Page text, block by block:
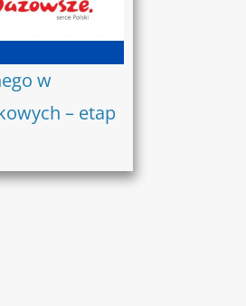
w
– etap